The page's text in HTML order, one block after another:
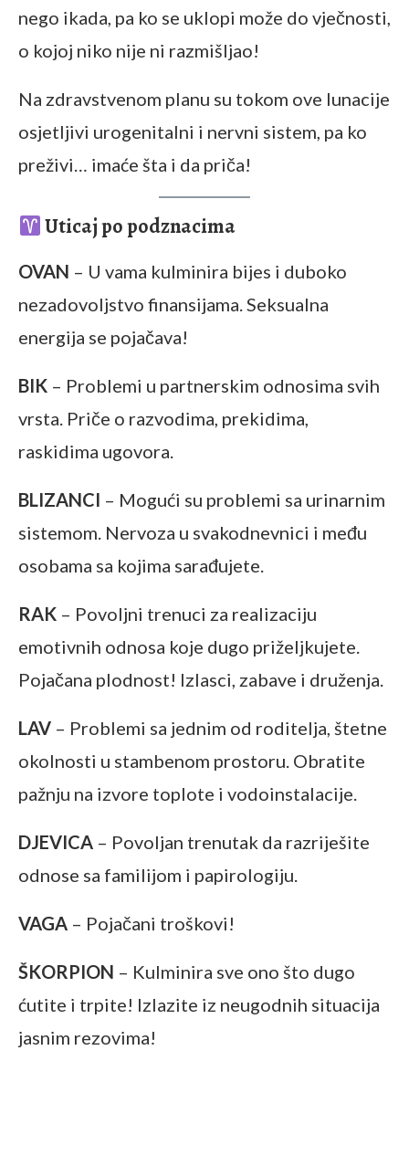
nego ikada, pa ko se uklopi može do vječnosti,
o kojoj niko nije ni razmišljao!
Na zdravstvenom planu su tokom ove lunacije
osjetljivi urogenitalni i nervni sistem, pa ko
preživi… imaće šta i da priča!
Uticaj po podznacima
OVAN – U vama kulminira bijes i duboko
nezadovoljstvo finansijama. Seksualna
energija se pojačava!
BIK – Problemi u partnerskim odnosima svih
vrsta. Priče o razvodima, prekidima,
raskidima ugovora.
BLIZANCI – Mogući su problemi sa urinarnim
sistemom. Nervoza u svakodnevnici i među
osobama sa kojima sarađujete.
RAK – Povoljni trenuci za realizaciju
emotivnih odnosa koje dugo priželjkujete.
Pojačana plodnost! Izlasci, zabave i druženja.
LAV – Problemi sa jednim od roditelja, štetne
okolnosti u stambenom prostoru. Obratite
pažnju na izvore toplote i vodoinstalacije.
DJEVICA – Povoljan trenutak da razriješite
odnose sa familijom i papirologiju.
VAGA – Pojačani troškovi!
ŠKORPION – Kulminira sve ono što dugo
ćutite i trpite! Izlazite iz neugodnih situacija
jasnim rezovima!